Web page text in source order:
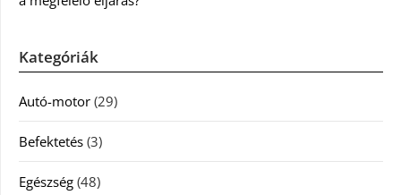
Kategóriák
Autó-motor (29)
Befektetés (3)
Egészség (48)